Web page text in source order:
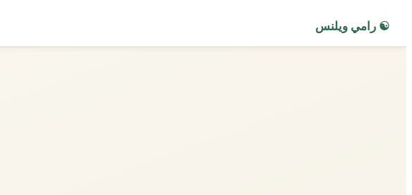
☯ رامي ويلنس